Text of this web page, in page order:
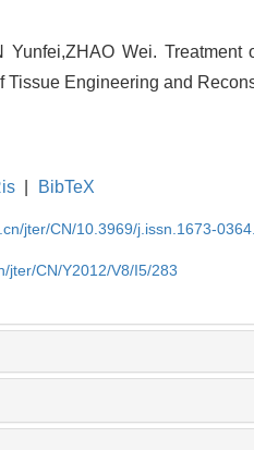
Yunfei,ZHAO Wei.
Tissue Engineering and
BibTeX
jter/CN/10.3969/j.issn.1673-
jter/CN/Y2012/V8/I5/283